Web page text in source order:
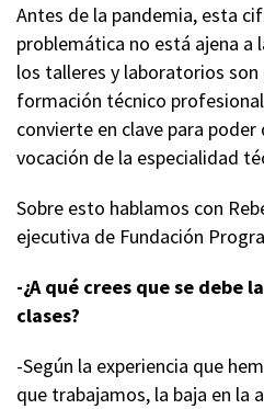
Antes de la pandemia, esta
problemática no está ajena a
los talleres y laboratorios
formación técnico
convierte en clave para
vocación de la especialidad
Sobre esto hablamos con
ejecutiva de Fundación
-¿A qué crees que se debe
clases?
-Según la experiencia que
que trabajamos, la baja en la